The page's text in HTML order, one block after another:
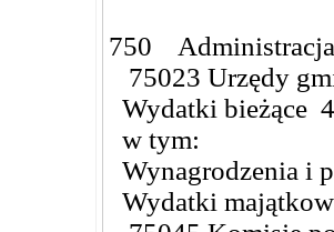
750
75023 Urzędy
Wydatki bieżące
w tym:
Wynagrodzenia i
Wydatki